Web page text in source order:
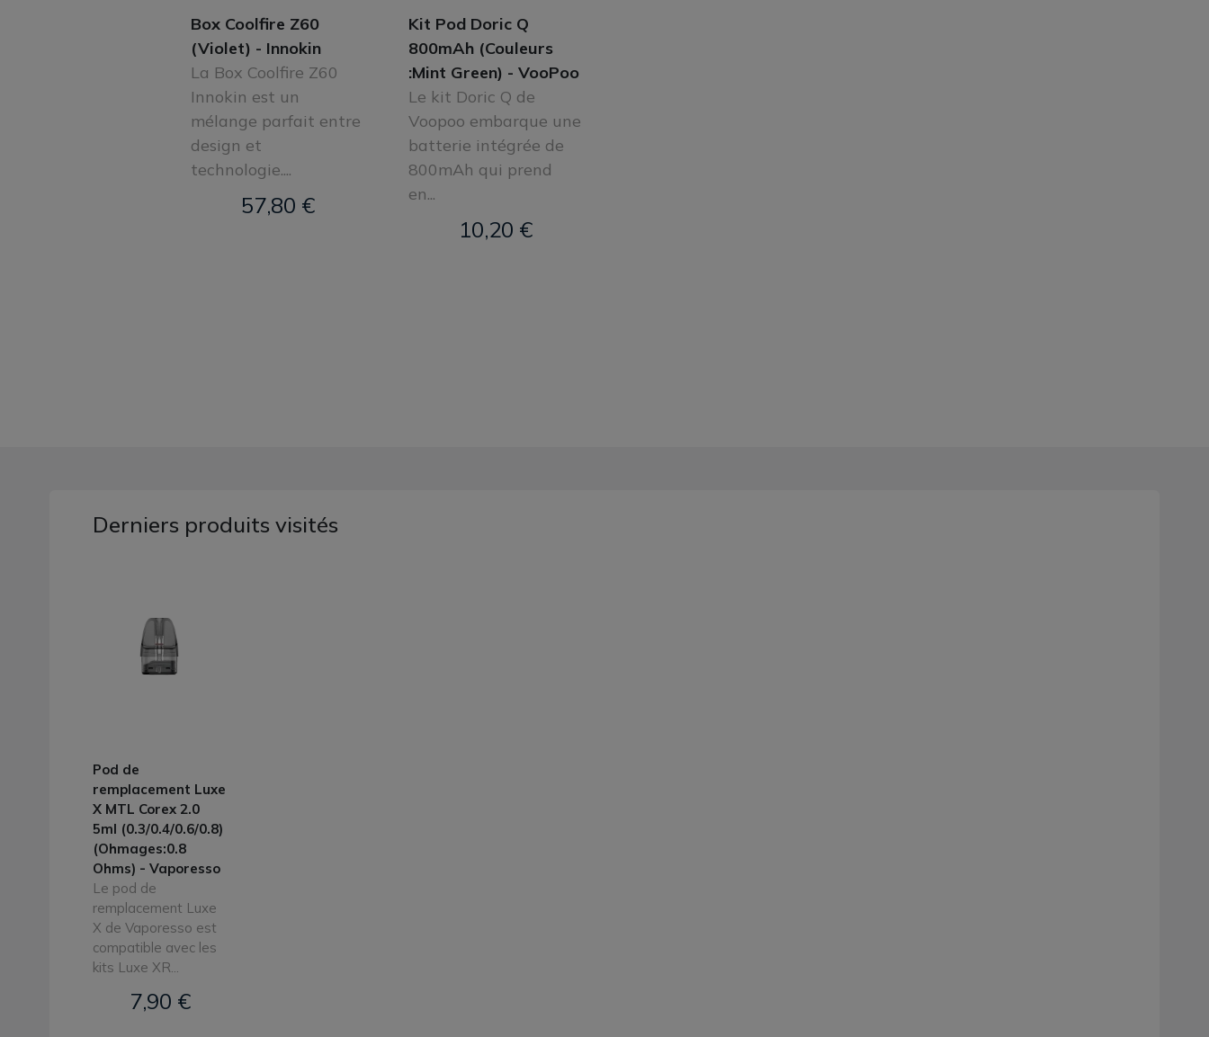
Box Coolfire Z60
(Violet) - Innokin
La Box Coolfire Z60
Innokin est un
mélange parfait entre
design et
technologie....
57,80 €
Kit Pod Doric Q
800mAh (Couleurs
:Mint Green) - VooPoo
Le kit Doric Q de
Voopoo embarque une
batterie intégrée de
800mAh qui prend
en...
10,20 €
Derniers produits visités
Pod de
remplacement Luxe
X MTL Corex 2.0
5ml (0.3/0.4/0.6/0.8)
(Ohmages:0.8
Ohms) - Vaporesso
Le pod de
remplacement Luxe
X de Vaporesso est
compatible avec les
kits Luxe XR...
7,90 €